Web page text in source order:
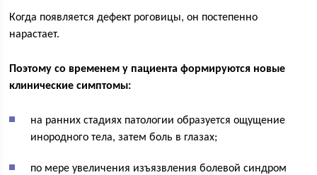
Когда появляется дефект роговицы, он постепенно
нарастает.
Поэтому со временем у пациента формируются новые
клинические симптомы:
на ранних стадиях патологии образуется ощущение
инородного тела, затем боль в глазах;
по мере увеличения изъязвления болевой синдром